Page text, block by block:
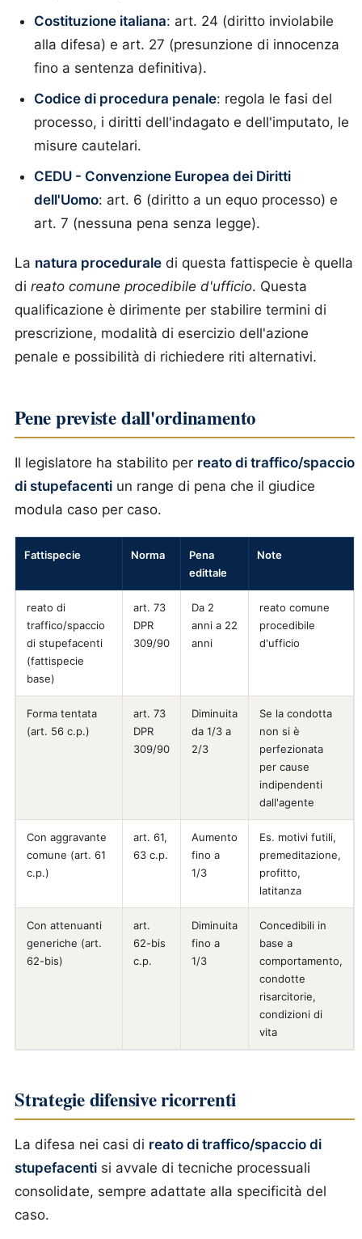
Costituzione italiana: art. 24 (diritto inviolabile
alla difesa) e art. 27 (presunzione di innocenza
fino a sentenza definitiva).
Codice di procedura penale: regola le fasi del
processo, i diritti dell'indagato e dell'imputato, le
misure cautelari.
CEDU - Convenzione Europea dei Diritti
dell'Uomo: art. 6 (diritto a un equo processo) e
art. 7 (nessuna pena senza legge).
La natura procedurale di questa fattispecie è quella
di reato comune procedibile d'ufficio. Questa
qualificazione è dirimente per stabilire termini di
prescrizione, modalità di esercizio dell'azione
penale e possibilità di richiedere riti alternativi.
Pene previste dall'ordinamento
Il legislatore ha stabilito per reato di traffico/spaccio
di stupefacenti un range di pena che il giudice
modula caso per caso.
Fattispecie Norma
Pena
edittale
Note
reato di
traffico/spaccio
di stupefacenti
(fattispecie
base)
art. 73
DPR
309/90
Da 2
anni a 22
anni
reato comune
procedibile
d'ufficio
Forma tentata
(art. 56 c.p.)
art. 73
DPR
309/90
Diminuita
da 1/3 a
2/3
Se la condotta
non si è
perfezionata
per cause
indipendenti
dall'agente
Con aggravante
comune (art. 61
c.p.)
art. 61,
63 c.p.
Aumento
fino a
1/3
Es. motivi futili,
premeditazione,
profitto,
latitanza
Con attenuanti
generiche (art.
62-bis)
art.
62-bis
c.p.
Diminuita
fino a
1/3
Concedibili in
base a
comportamento,
condotte
risarcitorie,
condizioni di
vita
Strategie difensive ricorrenti
La difesa nei casi di reato di traffico/spaccio di
stupefacenti si avvale di tecniche processuali
consolidate, sempre adattate alla specificità del
caso.